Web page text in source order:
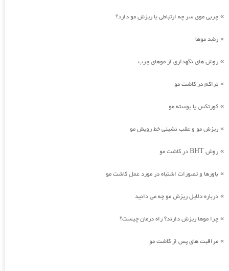
» چربی موی سر چه ارتباطی با ریزش مو دارد؟
» رشد موها
» روش های نگهداری از موهای چرب
» تراکم در کاشت مو
» کورتکس یا پوسته مو
» ریزش مو و عقب نشینی خط رویش مو
» روش BHT در کاشت مو
» باورها و تصورات اشتباه در مورد عمل کاشت مو
» درباره دلایل ریزش مو چه می دانید
» چرا موها ریزش دارند؟ راه درمان چیست؟
» مراقبت های پس از کاشت مو